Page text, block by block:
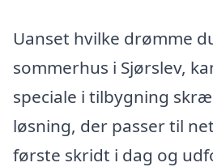
Uanset hvilke drømme
sommerhus i Sjørslev,
speciale i tilbygning
løsning, der passer til
første skridt i dag og